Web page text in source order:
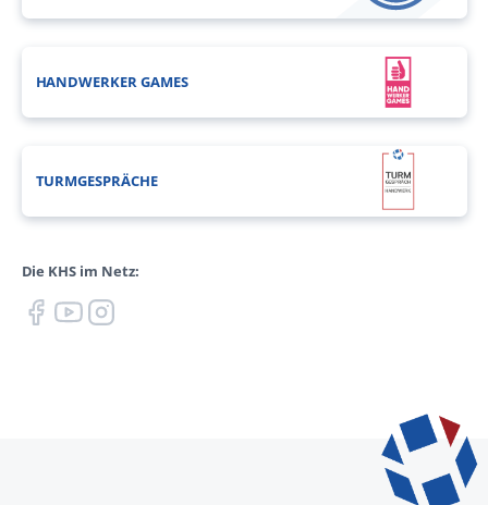
HANDWERKER GAMES
TURMGESPRÄCHE
Die KHS im Netz: